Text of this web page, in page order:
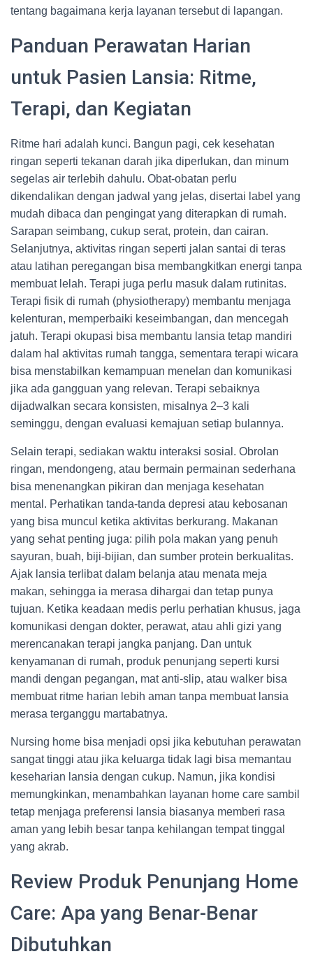
tentang bagaimana kerja layanan tersebut di lapangan.
Panduan Perawatan Harian
untuk Pasien Lansia: Ritme,
Terapi, dan Kegiatan
Ritme hari adalah kunci. Bangun pagi, cek kesehatan
ringan seperti tekanan darah jika diperlukan, dan minum
segelas air terlebih dahulu. Obat-obatan perlu
dikendalikan dengan jadwal yang jelas, disertai label yang
mudah dibaca dan pengingat yang diterapkan di rumah.
Sarapan seimbang, cukup serat, protein, dan cairan.
Selanjutnya, aktivitas ringan seperti jalan santai di teras
atau latihan peregangan bisa membangkitkan energi tanpa
membuat lelah. Terapi juga perlu masuk dalam rutinitas.
Terapi fisik di rumah (physiotherapy) membantu menjaga
kelenturan, memperbaiki keseimbangan, dan mencegah
jatuh. Terapi okupasi bisa membantu lansia tetap mandiri
dalam hal aktivitas rumah tangga, sementara terapi wicara
bisa menstabilkan kemampuan menelan dan komunikasi
jika ada gangguan yang relevan. Terapi sebaiknya
dijadwalkan secara konsisten, misalnya 2–3 kali
seminggu, dengan evaluasi kemajuan setiap bulannya.
Selain terapi, sediakan waktu interaksi sosial. Obrolan
ringan, mendongeng, atau bermain permainan sederhana
bisa menenangkan pikiran dan menjaga kesehatan
mental. Perhatikan tanda-tanda depresi atau kebosanan
yang bisa muncul ketika aktivitas berkurang. Makanan
yang sehat penting juga: pilih pola makan yang penuh
sayuran, buah, biji-bijian, dan sumber protein berkualitas.
Ajak lansia terlibat dalam belanja atau menata meja
makan, sehingga ia merasa dihargai dan tetap punya
tujuan. Ketika keadaan medis perlu perhatian khusus, jaga
komunikasi dengan dokter, perawat, atau ahli gizi yang
merencanakan terapi jangka panjang. Dan untuk
kenyamanan di rumah, produk penunjang seperti kursi
mandi dengan pegangan, mat anti-slip, atau walker bisa
membuat ritme harian lebih aman tanpa membuat lansia
merasa terganggu martabatnya.
Nursing home bisa menjadi opsi jika kebutuhan perawatan
sangat tinggi atau jika keluarga tidak lagi bisa memantau
keseharian lansia dengan cukup. Namun, jika kondisi
memungkinkan, menambahkan layanan home care sambil
tetap menjaga preferensi lansia biasanya memberi rasa
aman yang lebih besar tanpa kehilangan tempat tinggal
yang akrab.
Review Produk Penunjang Home
Care: Apa yang Benar-Benar
Dibutuhkan